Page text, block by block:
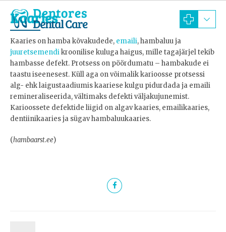
Kaaries
Kaaries on hamba kõvakudede, emaili, hambaluu ja
juuretsemendikroonilise kuluga haigus, mille tagajärjel tekib
hambasse defekt. Protsess on pöördumatu – hambakude ei
taastu iseenesest. Küll aga on võimalik karioosse protsessi
alg- ehk laigustaadiumis kaariese kulgu pidurdada ja emaili
remineraliseerida, vältimaks defekti väljakujunemist.
Karioossete defektide liigid on algav kaaries, emailikaaries,
dentiinikaaries ja sügav hambaluukaaries.
(hambaarst.ee)